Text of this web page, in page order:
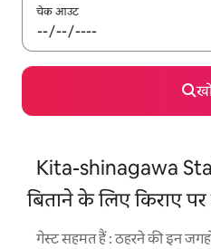
चेक आउट
Kita-shinagawa
बिताने के लिए किराए
गेस्ट सहमत हैं : ठहरने की इन